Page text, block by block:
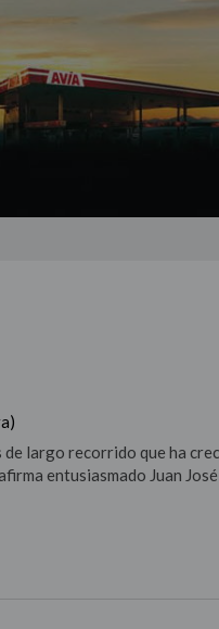
largo recorrido que ha
entusiasmado Juan